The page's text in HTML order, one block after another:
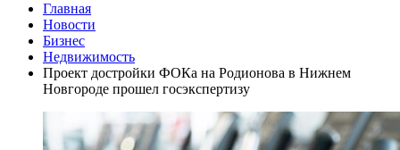
Главная
Новости
Бизнес
Недвижимость
Проект достройки ФОКа на Родионова в Нижнем
Новгороде прошел госэкспертизу